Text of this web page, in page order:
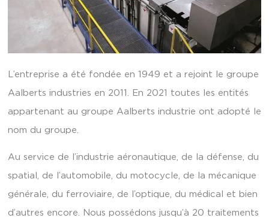
L’entreprise a été fondée en 1949 et a rejoint le groupe
Aalberts industries en 2011. En 2021 toutes les entités
appartenant au groupe Aalberts industrie ont adopté le
nom du groupe.
Au service de l’industrie aéronautique, de la défense, du
spatial, de l’automobile, du motocycle, de la mécanique
générale, du ferroviaire, de l’optique, du médical et bien
d’autres encore. Nous possédons jusqu’à 20 traitements